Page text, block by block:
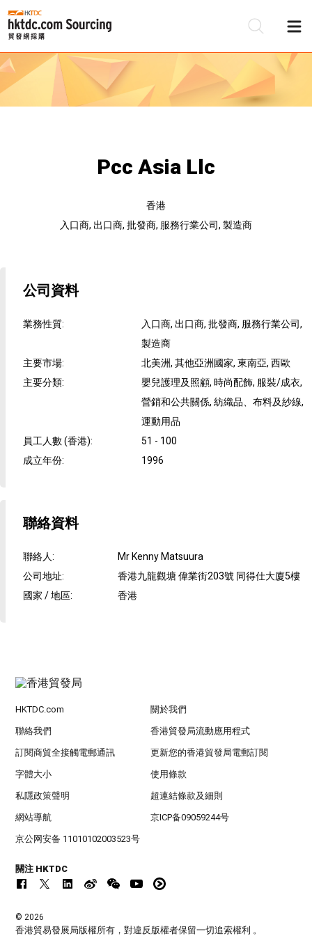
Pcc Asia Llc
香港
入口商, 出口商, 批發商, 服務行業公司, 製造商
公司資料
業務性質:
入口商, 出口商, 批發商, 服務行業公司,
製造商
主要市場:
北美洲, 其他亞洲國家, 東南亞, 西歐
主要分類:
嬰兒護理及照顧, 時尚配飾, 服裝/成衣,
營銷和公共關係, 紡織品、布料及紗線,
運動用品
員工人數 (香港):
51 - 100
成立年份: 1996
聯絡資料
聯絡人:
Mr Kenny Matsuura
公司地址:
香港九龍觀塘 偉業街203號 同得仕大廈5樓
國家 / 地區: 香港
HKTDC.com 關於我們
聯絡我們 香港貿發局流動應用程式
訂閱商貿全接觸電郵通訊 更新您的香港貿發局電郵訂閱
字體大小 使用條款
私隱政策聲明 超連結條款及細則
網站導航 京ICP备09059244号
京公网安备 11010102003523号
關注 HKTDC
© 2026
香港貿易發展局版權所有，對違反版權者保留一切追索權利 。